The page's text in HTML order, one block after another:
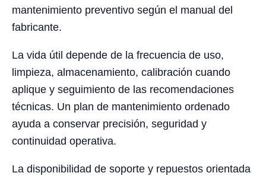
mantenimiento preventivo según el manual del
fabricante.
La vida útil depende de la frecuencia de uso,
limpieza, almacenamiento, calibración cuando
aplique y seguimiento de las recomendaciones
técnicas. Un plan de mantenimiento ordenado
ayuda a conservar precisión, seguridad y
continuidad operativa.
La disponibilidad de soporte y repuestos orientada